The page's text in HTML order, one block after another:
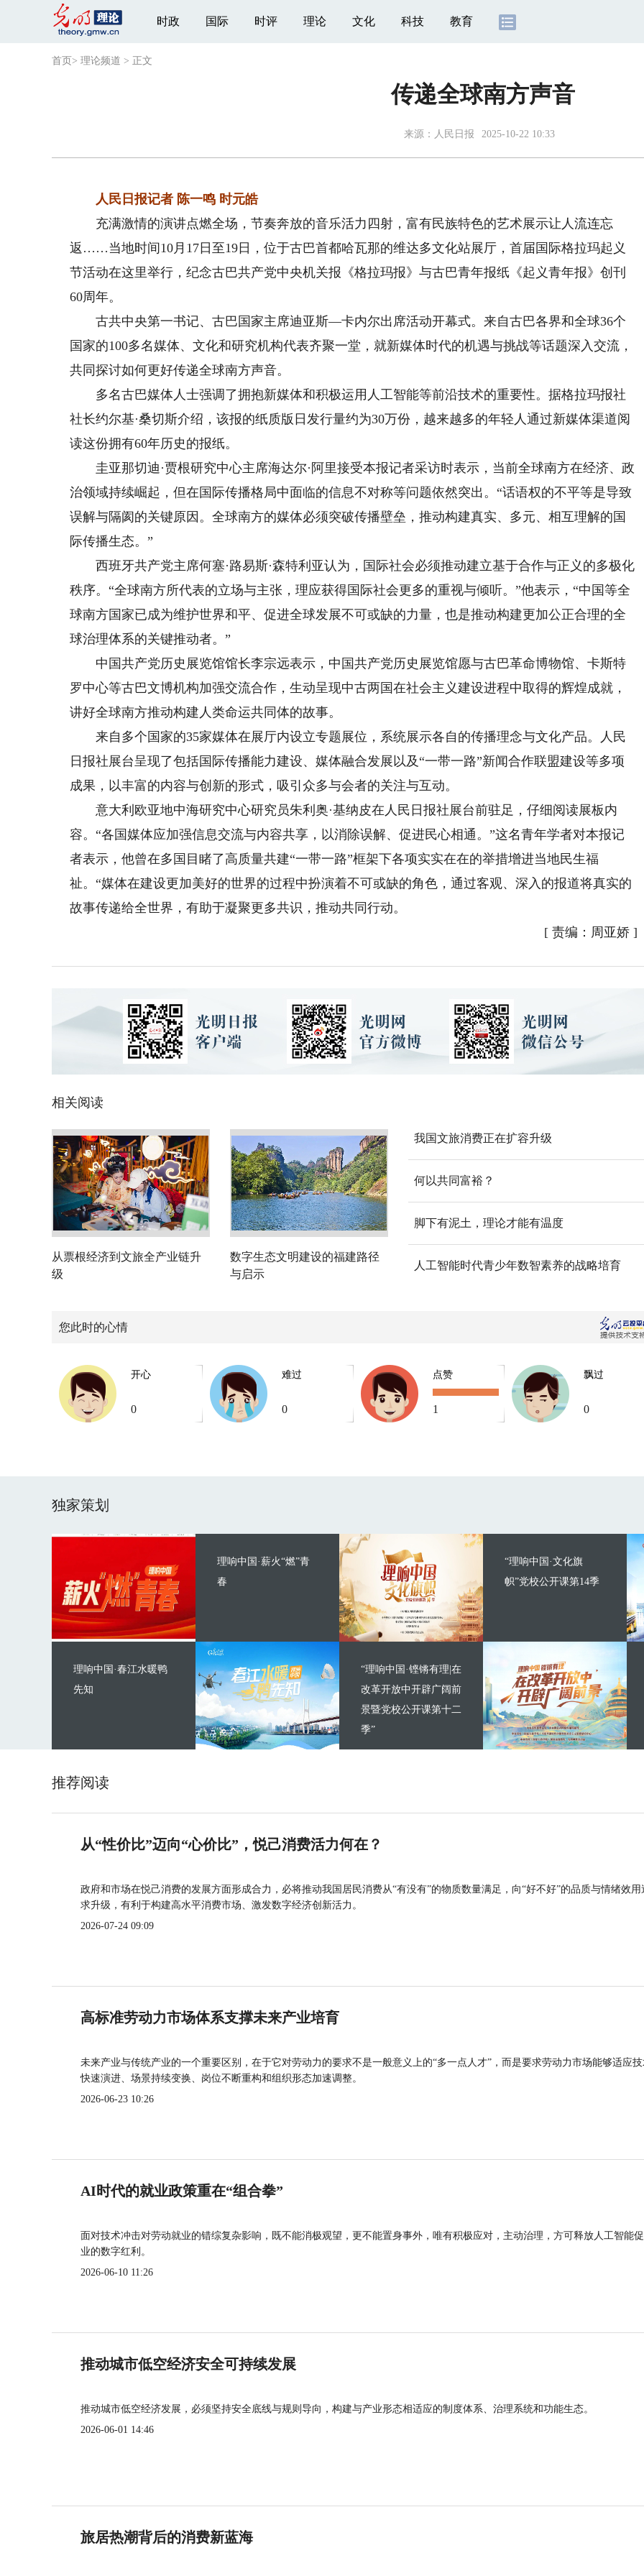
时政 国际 时评 理论 文化 科技 教育
首页 > 理论频道 > 正文
传递全球南方声音
来源： 人民日报 2025-10-22 10:33
人民日报记者 陈一鸣 时元皓
充满激情的演讲点燃全场，节奏奔放的音乐活力四射，富有民族特色的艺术展示让人流连忘
返……当地时间10月17日至19日，位于古巴首都哈瓦那的维达多文化站展厅，首届国际格拉玛起义
节活动在这里举行，纪念古巴共产党中央机关报《格拉玛报》与古巴青年报纸《起义青年报》创刊
60周年。
古共中央第一书记、古巴国家主席迪亚斯—卡内尔出席活动开幕式。来自古巴各界和全球36个
国家的100多名媒体、文化和研究机构代表齐聚一堂，就新媒体时代的机遇与挑战等话题深入交流，
共同探讨如何更好传递全球南方声音。
多名古巴媒体人士强调了拥抱新媒体和积极运用人工智能等前沿技术的重要性。据格拉玛报社
社长约尔基·桑切斯介绍，该报的纸质版日发行量约为30万份，越来越多的年轻人通过新媒体渠道阅
读这份拥有60年历史的报纸。
圭亚那切迪·贾根研究中心主席海达尔·阿里接受本报记者采访时表示，当前全球南方在经济、政
治领域持续崛起，但在国际传播格局中面临的信息不对称等问题依然突出。“话语权的不平等是导致
误解与隔阂的关键原因。全球南方的媒体必须突破传播壁垒，推动构建真实、多元、相互理解的国
际传播生态。”
西班牙共产党主席何塞·路易斯·森特利亚认为，国际社会必须推动建立基于合作与正义的多极化
秩序。“全球南方所代表的立场与主张，理应获得国际社会更多的重视与倾听。”他表示，“中国等全
球南方国家已成为维护世界和平、促进全球发展不可或缺的力量，也是推动构建更加公正合理的全
球治理体系的关键推动者。”
中国共产党历史展览馆馆长李宗远表示，中国共产党历史展览馆愿与古巴革命博物馆、卡斯特
罗中心等古巴文博机构加强交流合作，生动呈现中古两国在社会主义建设进程中取得的辉煌成就，
讲好全球南方推动构建人类命运共同体的故事。
来自多个国家的35家媒体在展厅内设立专题展位，系统展示各自的传播理念与文化产品。人民
日报社展台呈现了包括国际传播能力建设、媒体融合发展以及“一带一路”新闻合作联盟建设等多项
成果，以丰富的内容与创新的形式，吸引众多与会者的关注与互动。
意大利欧亚地中海研究中心研究员朱利奥·基纳皮在人民日报社展台前驻足，仔细阅读展板内
容。“各国媒体应加强信息交流与内容共享，以消除误解、促进民心相通。”这名青年学者对本报记
者表示，他曾在多国目睹了高质量共建“一带一路”框架下各项实实在在的举措增进当地民生福
祉。“媒体在建设更加美好的世界的过程中扮演着不可或缺的角色，通过客观、深入的报道将真实的
故事传递给全世界，有助于凝聚更多共识，推动共同行动。
[ 责编：周亚娇 ]
相关阅读
从票根经济到文旅全产业链升
级
数字生态文明建设的福建路径
与启示
我国文旅消费正在扩容升级
何以共同富裕？
脚下有泥土，理论才能有温度
人工智能时代青少年数智素养的战略培育
您此时的心情
开心
0
难过
0
点赞
1
飘过
0
独家策划
理响中国·薪火“燃”青
春
理响中国·春江水暖鸭
先知
“理响中国·文化旗
帜”党校公开课第14季
“理响中国·铿锵有理|在
改革开放中开辟广阔前
景暨党校公开课第十二
季”
推荐阅读
从“性价比”迈向“心价比”，悦己消费活力何在？
政府和市场在悦己消费的发展方面形成合力，必将推动我国居民消费从“有没有”的物质数量满足，向“好不好”的品质与情绪效用
求升级，有利于构建高水平消费市场、激发数字经济创新活力。
2026-07-24 09:09
高标准劳动力市场体系支撑未来产业培育
未来产业与传统产业的一个重要区别，在于它对劳动力的要求不是一般意义上的“多一点人才”，而是要求劳动力市场能够适应
快速演进、场景持续变换、岗位不断重构和组织形态加速调整。
2026-06-23 10:26
AI时代的就业政策重在“组合拳”
面对技术冲击对劳动就业的错综复杂影响，既不能消极观望，更不能置身事外，唯有积极应对，主动治理，方可释放人工智能
业的数字红利。
2026-06-10 11:26
推动城市低空经济安全可持续发展
推动城市低空经济发展，必须坚持安全底线与规则导向，构建与产业形态相适应的制度体系、治理系统和功能生态。
2026-06-01 14:46
旅居热潮背后的消费新蓝海